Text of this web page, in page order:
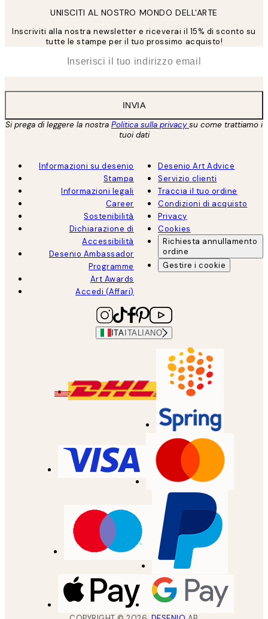
UNISCITI AL NOSTRO MONDO DELL'ARTE
Inscriviti alla nostra newsletter e riceverai il 15% di sconto su
tutte le stampe per il tuo prossimo acquisto!
INVIA
Si prega di leggere la nostra Politica sulla privacysu come trattiamo i
tuoi dati
Informazioni su desenio
Stampa
Informazioni legali
Career
Sostenibilità
Dichiarazione di
Accessibilità
Desenio Ambassador
Programme
Art Awards
Accedi (Affari)
Desenio Art Advice
Servizio clienti
Traccia il tuo ordine
Condizioni di acquisto
Privacy
Cookies
Richiesta annullamento
ordine
Gestire i cookie
ITA ITALIANO